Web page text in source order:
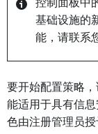
控制面板中
基础设施的
能，请联系
要开始配置策略
能适用于具有信
色由注册管理员授